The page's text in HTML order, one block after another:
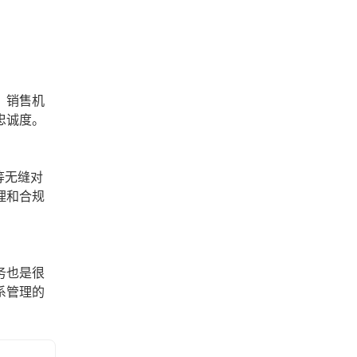
销售机
度。
无缝对
和合规
也是很
管理的